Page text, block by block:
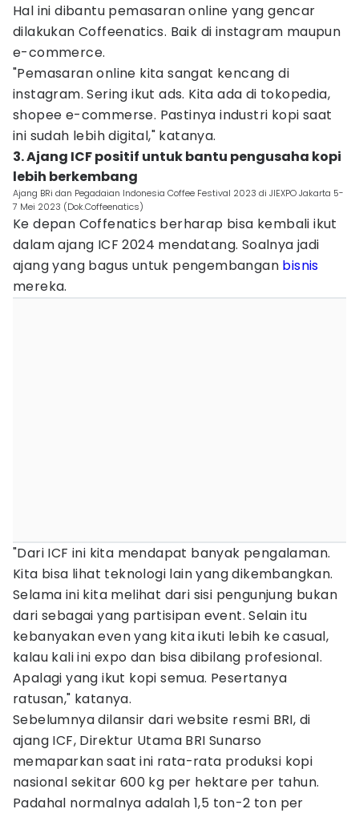
Hal ini dibantu pemasaran online yang gencar
dilakukan Coffeenatics. Baik di instagram maupun
e-commerce.
"Pemasaran online kita sangat kencang di
instagram. Sering ikut ads. Kita ada di tokopedia,
shopee e-commerse. Pastinya industri kopi saat
ini sudah lebih digital," katanya.
3. Ajang ICF positif untuk bantu pengusaha kopi
lebih berkembang
Ajang BRi dan Pegadaian Indonesia Coffee Festival 2023 di JIEXPO Jakarta 5-
7 Mei 2023 (Dok.Coffeenatics)
Ke depan Coffenatics berharap bisa kembali ikut
dalam ajang ICF 2024 mendatang. Soalnya jadi
ajang yang bagus untuk pengembangan bisnis
mereka.
"Dari ICF ini kita mendapat banyak pengalaman.
Kita bisa lihat teknologi lain yang dikembangkan.
Selama ini kita melihat dari sisi pengunjung bukan
dari sebagai yang partisipan event. Selain itu
kebanyakan even yang kita ikuti lebih ke casual,
kalau kali ini expo dan bisa dibilang profesional.
Apalagi yang ikut kopi semua. Pesertanya
ratusan," katanya.
Sebelumnya dilansir dari website resmi BRI, di
ajang ICF, Direktur Utama BRI Sunarso
memaparkan saat ini rata-rata produksi kopi
nasional sekitar 600 kg per hektare per tahun.
Padahal normalnya adalah 1,5 ton-2 ton per